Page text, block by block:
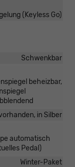
(Keyless Go)
Schwenkbar
beheizbar,
in Silber
automatisch
Pedal)
Winter-Paket